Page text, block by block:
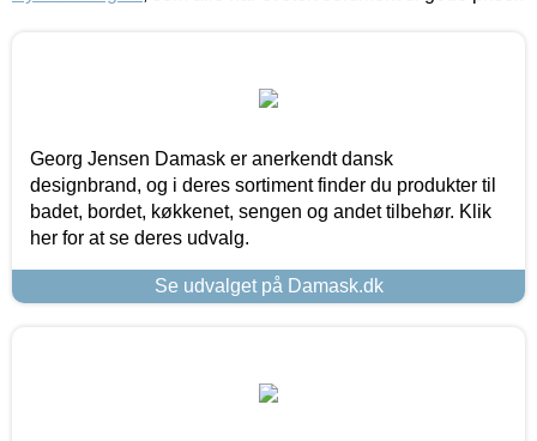
Georg Jensen Damask er anerkendt dansk
designbrand, og i deres sortiment finder du produkter til
badet, bordet, køkkenet, sengen og andet tilbehør. Klik
her for at se deres udvalg.
Se udvalget på Damask.dk